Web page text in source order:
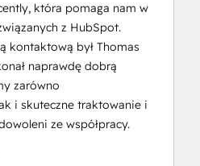
która pomaga nam w
z HubSpot.
kontaktową był Thomas
naprawdę dobrą
zarówno
i skuteczne traktowanie i
ze współpracy.